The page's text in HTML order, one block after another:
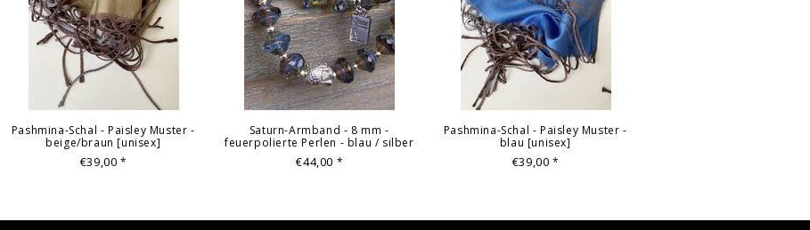
Pashmina-Schal - Paisley Muster -
beige/braun [unisex]
€39,00*
Saturn-Armband - 8 mm -
feuerpolierte Perlen - blau / silber
€44,00 *
Pashmina-Schal - Paisley Muster -
blau [unisex]
€39,00*